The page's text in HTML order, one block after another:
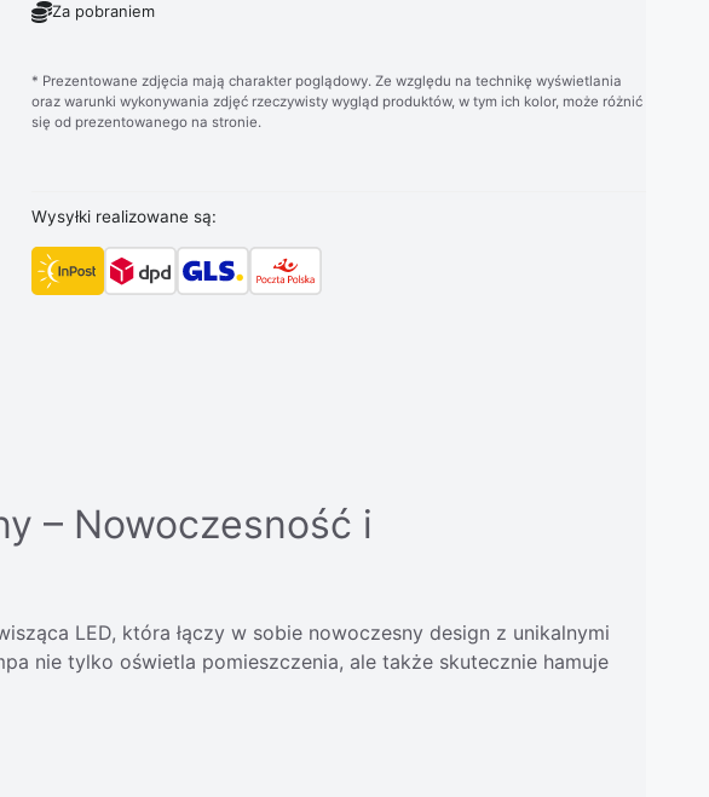
Za pobraniem
* Prezentowane zdjęcia mają charakter poglądowy. Ze względu na technikę wyświetlania
oraz warunki wykonywania zdjęć rzeczywisty wygląd produktów, w tym ich kolor, może różnić
się od prezentowanego na stronie.
Wysyłki realizowane są:
– Nowoczesność i
LED, która łączy w sobie nowoczesny design z unikalnymi
nie tylko oświetla pomieszczenia, ale także skutecznie hamuje